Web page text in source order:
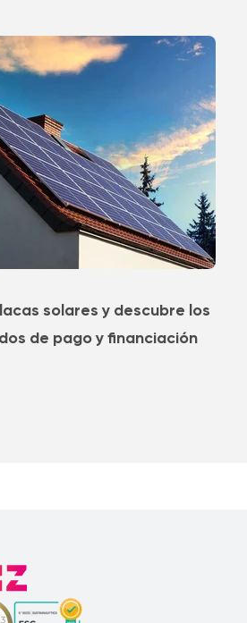
solares y descubre los
de pago y financiación